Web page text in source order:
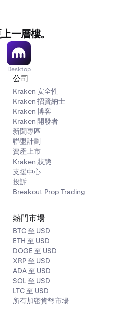
最後一個有效價格，並明確標
USDT 和 DAI 實施 100% 扣減
一層樓。
Desktop
公司
Kraken 安全性
Kraken 招賢納士
Kraken 博客
Kraken 開發者
新聞專區
聯盟計劃
資產上市
Kraken 狀態
支援中心
投訴
Breakout Prop Trading
熱門市場
BTC 至 USD
ETH 至 USD
DOGE 至 USD
XRP 至 USD
ADA 至 USD
SOL 至 USD
LTC 至 USD
所有加密貨幣市場